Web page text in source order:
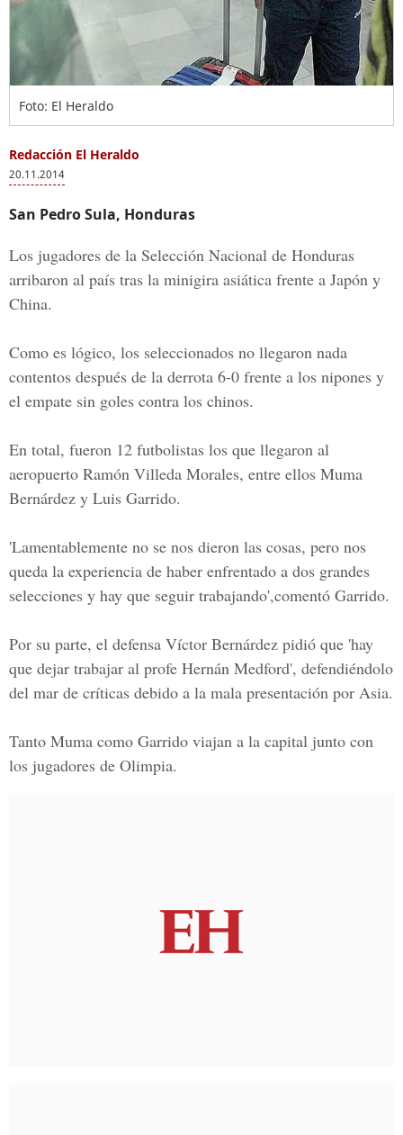
Foto: El Heraldo
Redacción El Heraldo
20.11.2014
San Pedro Sula, Honduras
Los jugadores de la Selección Nacional de Honduras
arribaron al país tras la minigira asiática frente a Japón y
China.
Como es lógico, los seleccionados no llegaron nada
contentos después de la derrota 6-0 frente a los nipones y
el empate sin goles contra los chinos.
En total, fueron 12 futbolistas los que llegaron al
aeropuerto Ramón Villeda Morales, entre ellos Muma
Bernárdez y Luis Garrido.
'Lamentablemente no se nos dieron las cosas, pero nos
queda la experiencia de haber enfrentado a dos grandes
selecciones y hay que seguir trabajando',comentó Garrido.
Por su parte, el defensa Víctor Bernárdez pidió que 'hay
que dejar trabajar al profe Hernán Medford', defendiéndolo
del mar de críticas debido a la mala presentación por Asia.
Tanto Muma como Garrido viajan a la capital junto con
los jugadores de Olimpia.